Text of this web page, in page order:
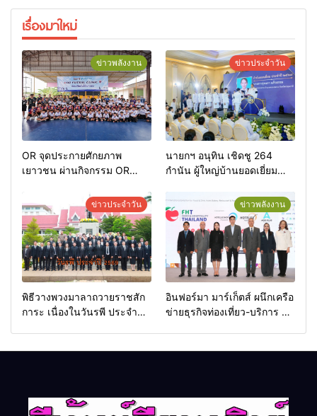
เรื่องมาใหม่
ข่าวพลังงาน
OR จุดประกายศักยภาพ
เยาวชน ผ่านกิจกรรม OR
ข่าวประจำวัน
นายกฯ อนุทิน เชิดชู 264
กำนัน ผู้ใหญ่บ้านยอดเยี่ยม
เกียรติยศแห่งการเสียสละ”
ข่าวประจำวัน
พิธีวางพวงมาลาถวายราชสัก
การะ เนื่องในวันรพี ประจำปี
ข่าวพลังงาน
อินฟอร์มา มาร์เก็ตส์ ผนึกเครือ
ข่ายธุรกิจท่องเที่ยว-บริการ จัด